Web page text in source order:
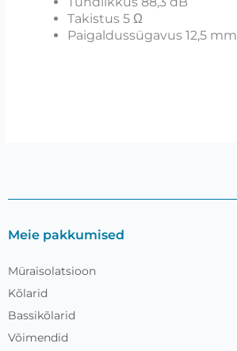
Takistus 5 Ω
Paigaldussügavus 12,5 mm
Meie pakkumised
Müraisolatsioon
Kõlarid
Bassikõlarid
Võimendid